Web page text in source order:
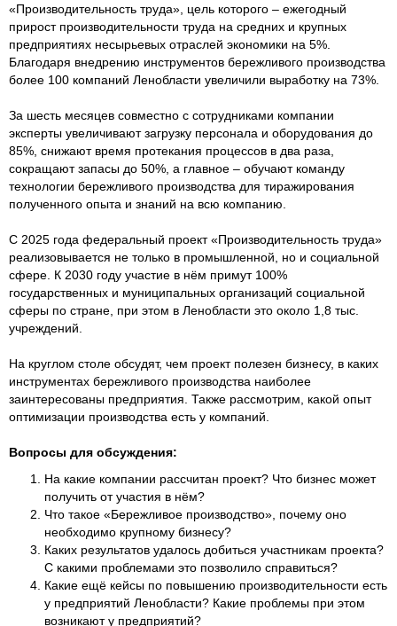
«Производительность труда», цель которого – ежегодный
прирост производительности труда на средних и крупных
предприятиях несырьевых отраслей экономики на 5%.
Благодаря внедрению инструментов бережливого производства
более 100 компаний Ленобласти увеличили выработку на 73%.
За шесть месяцев совместно с сотрудниками компании
эксперты увеличивают загрузку персонала и оборудования до
85%, снижают время протекания процессов в два раза,
сокращают запасы до 50%, а главное – обучают команду
технологии бережливого производства для тиражирования
полученного опыта и знаний на всю компанию.
С 2025 года федеральный проект «Производительность труда»
реализовывается не только в промышленной, но и социальной
сфере. К 2030 году участие в нём примут 100%
государственных и муниципальных организаций социальной
сферы по стране, при этом в Ленобласти это около 1,8 тыс.
учреждений.
На круглом столе обсудят, чем проект полезен бизнесу, в каких
инструментах бережливого производства наиболее
заинтересованы предприятия. Также рассмотрим, какой опыт
оптимизации производства есть у компаний.
Вопросы для обсуждения:
На какие компании рассчитан проект? Что бизнес может
получить от участия в нём?
Что такое «Бережливое производство», почему оно
необходимо крупному бизнесу?
Каких результатов удалось добиться участникам проекта?
С какими проблемами это позволило справиться?
Какие ещё кейсы по повышению производительности есть
у предприятий Ленобласти? Какие проблемы при этом
возникают у предприятий?